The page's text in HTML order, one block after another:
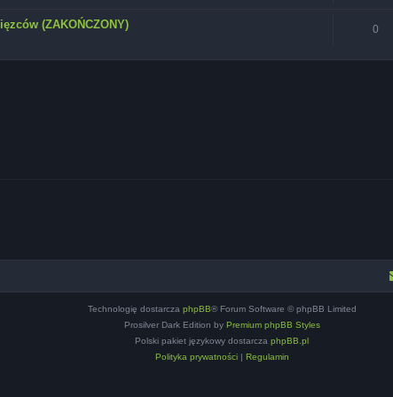
(ZAKOŃCZONY) 0
Technologię dostarcza phpBB® Forum Software © phpBB Limited
Prosilver Dark Edition by Premium phpBB Styles
Polski pakiet językowy dostarcza phpBB.pl
Polityka prywatności| Regulamin